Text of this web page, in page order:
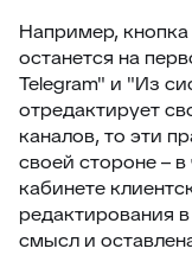
Например,
останется на
Telegram" и "Из
отредактирует
каналов, то эти
своей стороне –
кабинете
редактирования
смысл и